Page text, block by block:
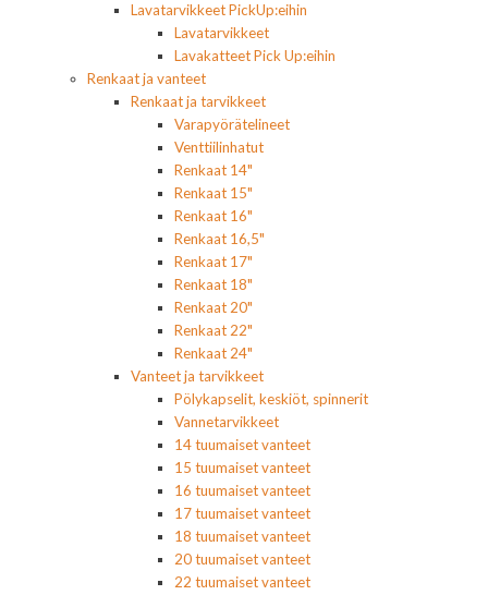
Lavatarvikkeet PickUp:eihin
Lavatarvikkeet
Lavakatteet Pick Up:eihin
Renkaat ja vanteet
Renkaat ja tarvikkeet
Varapyörätelineet
Venttiilinhatut
Renkaat 14"
Renkaat 15"
Renkaat 16"
Renkaat 16,5"
Renkaat 17"
Renkaat 18"
Renkaat 20"
Renkaat 22"
Renkaat 24"
Vanteet ja tarvikkeet
Pölykapselit, keskiöt, spinnerit
Vannetarvikkeet
14 tuumaiset vanteet
15 tuumaiset vanteet
16 tuumaiset vanteet
17 tuumaiset vanteet
18 tuumaiset vanteet
20 tuumaiset vanteet
22 tuumaiset vanteet